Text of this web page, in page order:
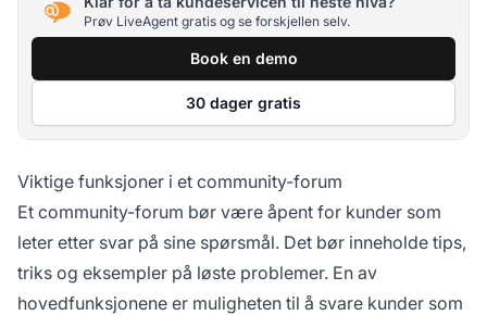
Prøv LiveAgent gratis og se forskjellen selv.
Book en demo
30 dager gratis
Viktige funksjoner i et community-forum
Et community-forum bør være åpent for kunder som
leter etter svar på sine spørsmål. Det bør inneholde tips,
triks og eksempler på løste problemer. En av
hovedfunksjonene er muligheten til å svare kunder som